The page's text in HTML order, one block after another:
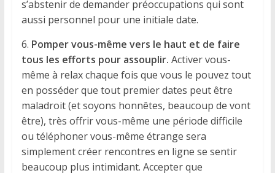
s’abstenir de demander préoccupations qui sont
aussi personnel pour une initiale date.
6. Pomper vous-même vers le haut et de faire
tous les efforts pour assouplir. Activer vous-
même à relax chaque fois que vous le pouvez tout
en posséder que tout premier dates peut être
maladroit (et soyons honnêtes, beaucoup de vont
être), très offrir vous-même une période difficile
ou téléphoner vous-même étrange sera
simplement créer rencontres en ligne se sentir
beaucoup plus intimidant. Accepter que